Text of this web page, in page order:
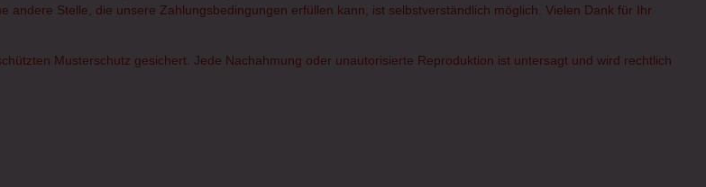
Stelle, die unsere Zahlungsbedingungen erfüllen kann, ist selbstverständlich möglich. Vielen Dank für Ihr
Musterschutz gesichert. Jede Nachahmung oder unautorisierte Reproduktion ist untersagt und wird rechtlich